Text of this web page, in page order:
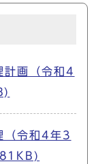
計画（令和4
（令和4年3